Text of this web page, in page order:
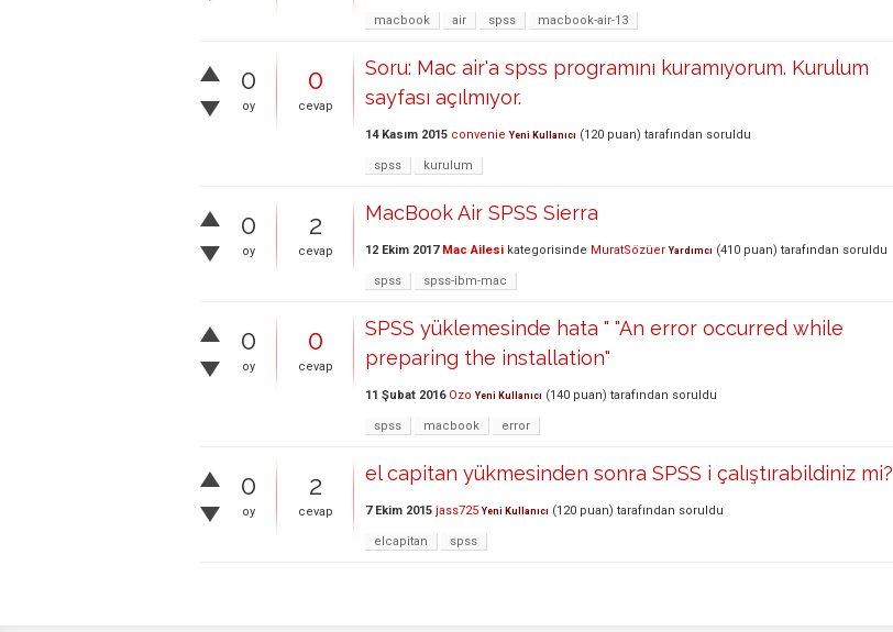
macbook air spss macbook-air-13
0
oy
0
cevap
Soru: Mac air'a spss programını kuramıyorum. Kurulum
sayfası açılmıyor.
14 Kasım 2015 convenie Yeni Kullanıcı (120 puan) tarafından soruldu
spss kurulum
0
oy
2
cevap
MacBook Air SPSS Sierra
12 Ekim 2017 Mac Ailesi kategorisinde MuratSözüer Yardımcı (410 puan) tarafından soruldu
spss spss-ibm-mac
0
oy
0
cevap
SPSS yüklemesinde hata " "An error occurred while
preparing the installation"
11 Şubat 2016 Ozo Yeni Kullanıcı (140 puan) tarafından soruldu
spss macbook error
0
oy
2
cevap
el capitan yükmesinden sonra SPSS i çalıştırabildiniz mi?
7 Ekim 2015 jass725 Yeni Kullanıcı (120 puan) tarafından soruldu
elcapitan spss